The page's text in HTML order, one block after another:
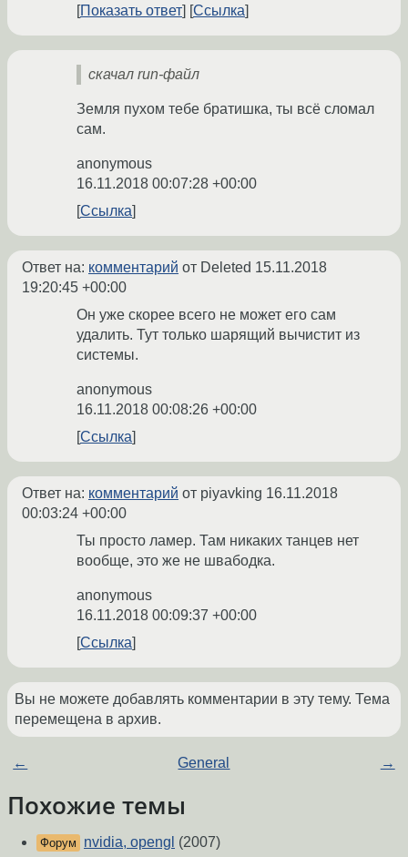
Показать ответ Ссылка
скачал run-файл
Земля пухом тебе братишка, ты всё сломал
сам.
anonymous
16.11.2018 00:07:28 +00:00
Ссылка
Ответ на: комментарий от Deleted 15.11.2018
19:20:45 +00:00
Он уже скорее всего не может его сам
удалить. Тут только шарящий вычистит из
системы.
anonymous
16.11.2018 00:08:26 +00:00
Ссылка
Ответ на: комментарий от piyavking 16.11.2018
00:03:24 +00:00
Ты просто ламер. Там никаких танцев нет
вообще, это же не швабодка.
anonymous
16.11.2018 00:09:37 +00:00
Ссылка
Вы не можете добавлять комментарии в эту тему. Тема
перемещена в архив.
← General →
Похожие темы
Форум nvidia, opengl (2007)